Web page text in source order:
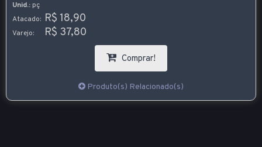
Unid.: pç
Atacado: R$ 18,90
Varejo: R$ 37,80
Comprar!
Produto(s) Relacionado(s)